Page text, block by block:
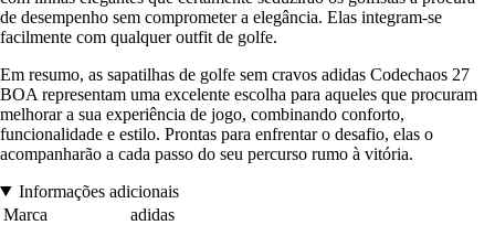
de desempenho sem comprometer a elegância. Elas integram-se
facilmente com qualquer outfit de golfe.
Em resumo, as sapatilhas de golfe sem cravos adidas Codechaos 27
BOA representam uma excelente escolha para aqueles que procuram
melhorar a sua experiência de jogo, combinando conforto,
funcionalidade e estilo. Prontas para enfrentar o desafio, elas o
acompanharão a cada passo do seu percurso rumo à vitória.
Informações adicionais
Marca
adidas